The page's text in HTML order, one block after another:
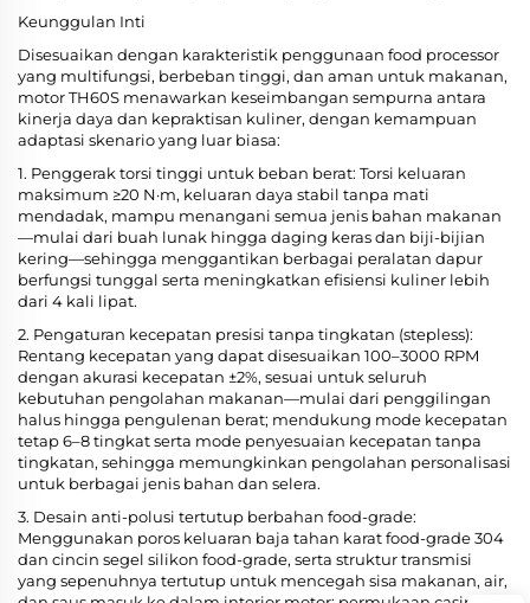
Keunggulan Inti
Disesuaikan dengan karakteristik penggunaan food processor
yang multifungsi, berbeban tinggi, dan aman untuk makanan,
motor TH60S menawarkan keseimbangan sempurna antara
kinerja daya dan kepraktisan kuliner, dengan kemampuan
adaptasi skenario yang luar biasa:
1. Penggerak torsi tinggi untuk beban berat: Torsi keluaran
maksimum ≥20 N·m, keluaran daya stabil tanpa mati
mendadak, mampu menangani semua jenis bahan makanan
—mulai dari buah lunak hingga daging keras dan biji-bijian
kering—sehingga menggantikan berbagai peralatan dapur
berfungsi tunggal serta meningkatkan efisiensi kuliner lebih
dari 4 kali lipat.
2. Pengaturan kecepatan presisi tanpa tingkatan (stepless):
Rentang kecepatan yang dapat disesuaikan 100–3000 RPM
dengan akurasi kecepatan ±2%, sesuai untuk seluruh
kebutuhan pengolahan makanan—mulai dari penggilingan
halus hingga pengulenan berat; mendukung mode kecepatan
tetap 6–8 tingkat serta mode penyesuaian kecepatan tanpa
tingkatan, sehingga memungkinkan pengolahan personalisasi
untuk berbagai jenis bahan dan selera.
3. Desain anti-polusi tertutup berbahan food-grade:
Menggunakan poros keluaran baja tahan karat food-grade 304
dan cincin segel silikon food-grade, serta struktur transmisi
yang sepenuhnya tertutup untuk mencegah sisa makanan, air,